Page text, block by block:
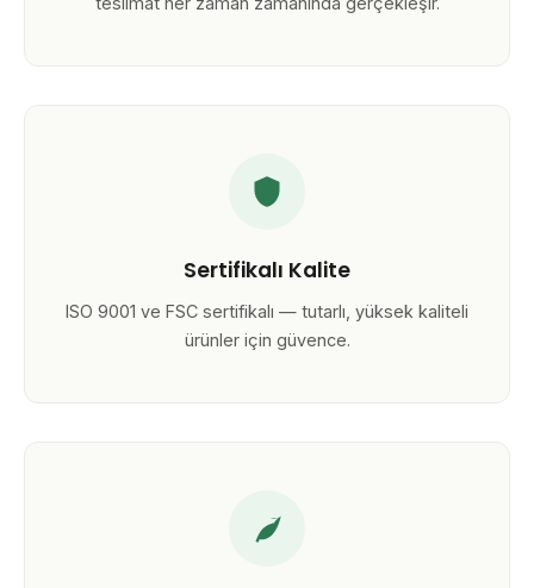
Sertifikalı Kalite
ISO 9001 ve FSC sertifikalı — tutarlı, yüksek kaliteli
ürünler için güvence.